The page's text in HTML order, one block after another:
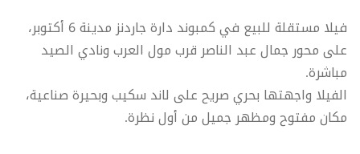
فيلا مستقلة للبيع في كمبوند دارة جاردنز مدينة 6 أكتوبر،
على محور جمال عبد الناصر قرب مول العرب ونادي الصيد
مباشرة.
الفيلا واجهتها بحري صريح على لاند سكيب وبحيرة صناعية،
مكان مفتوح ومظهر جميل من أول نظرة.